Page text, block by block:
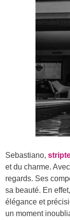
Sebastiano,
et du charme.
regards. Ses
sa beauté. En
élégance et
un moment